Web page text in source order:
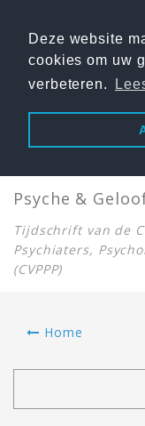
Deze website
cookies om uw
verbeteren.
Psyche &
Tijdschrift van de
Psychiaters,
(CVPPP)
Home